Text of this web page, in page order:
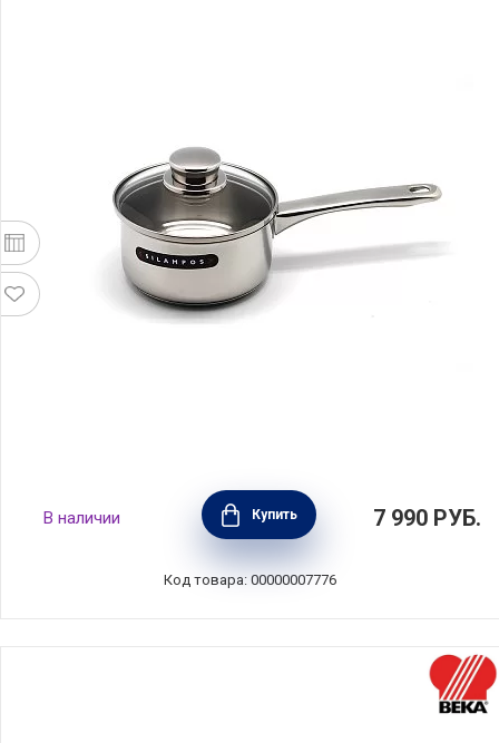
Ковшик Локост 1,1 л, 14 см, Silampos,
63C122WG1114
В наличии Купить 7 990 РУБ.
Код товара: 00000007776